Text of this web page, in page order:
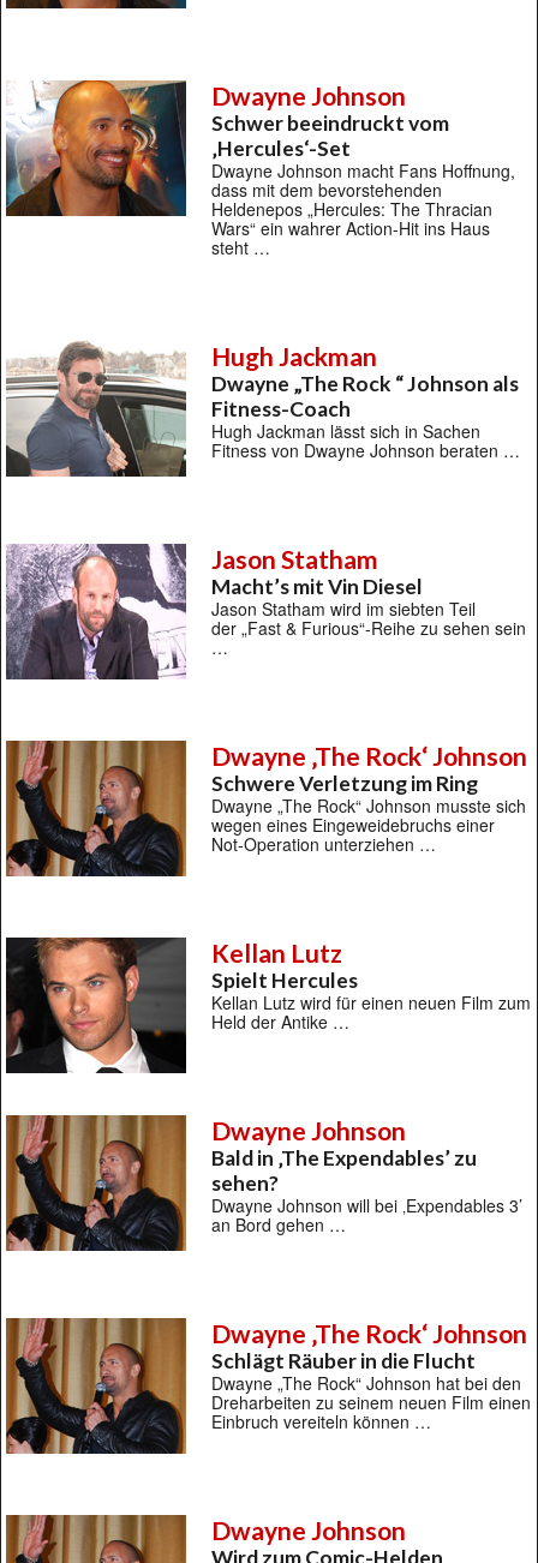
Dwayne Johnson
Schwer beeindruckt vom
‚Hercules‘-Set
Dwayne Johnson macht Fans Hoffnung,
dass mit dem bevorstehenden
Heldenepos „Hercules: The Thracian
Wars“ ein wahrer Action-Hit ins Haus
steht …
Hugh Jackman
Dwayne „The Rock “ Johnson als
Fitness-Coach
Hugh Jackman lässt sich in Sachen
Fitness von Dwayne Johnson beraten …
Jason Statham
Macht’s mit Vin Diesel
Jason Statham wird im siebten Teil
der „Fast & Furious“-Reihe zu sehen sein
…
Dwayne ‚The Rock‘ Johnson
Schwere Verletzung im Ring
Dwayne „The Rock“ Johnson musste sich
wegen eines Eingeweidebruchs einer
Not-Operation unterziehen …
Kellan Lutz
Spielt Hercules
Kellan Lutz wird für einen neuen Film zum
Held der Antike …
Dwayne Johnson
Bald in ‚The Expendables’ zu
sehen?
Dwayne Johnson will bei ‚Expendables 3’
an Bord gehen …
Dwayne ‚The Rock‘ Johnson
Schlägt Räuber in die Flucht
Dwayne „The Rock“ Johnson hat bei den
Dreharbeiten zu seinem neuen Film einen
Einbruch vereiteln können …
Dwayne Johnson
Wird zum Comic-Helden